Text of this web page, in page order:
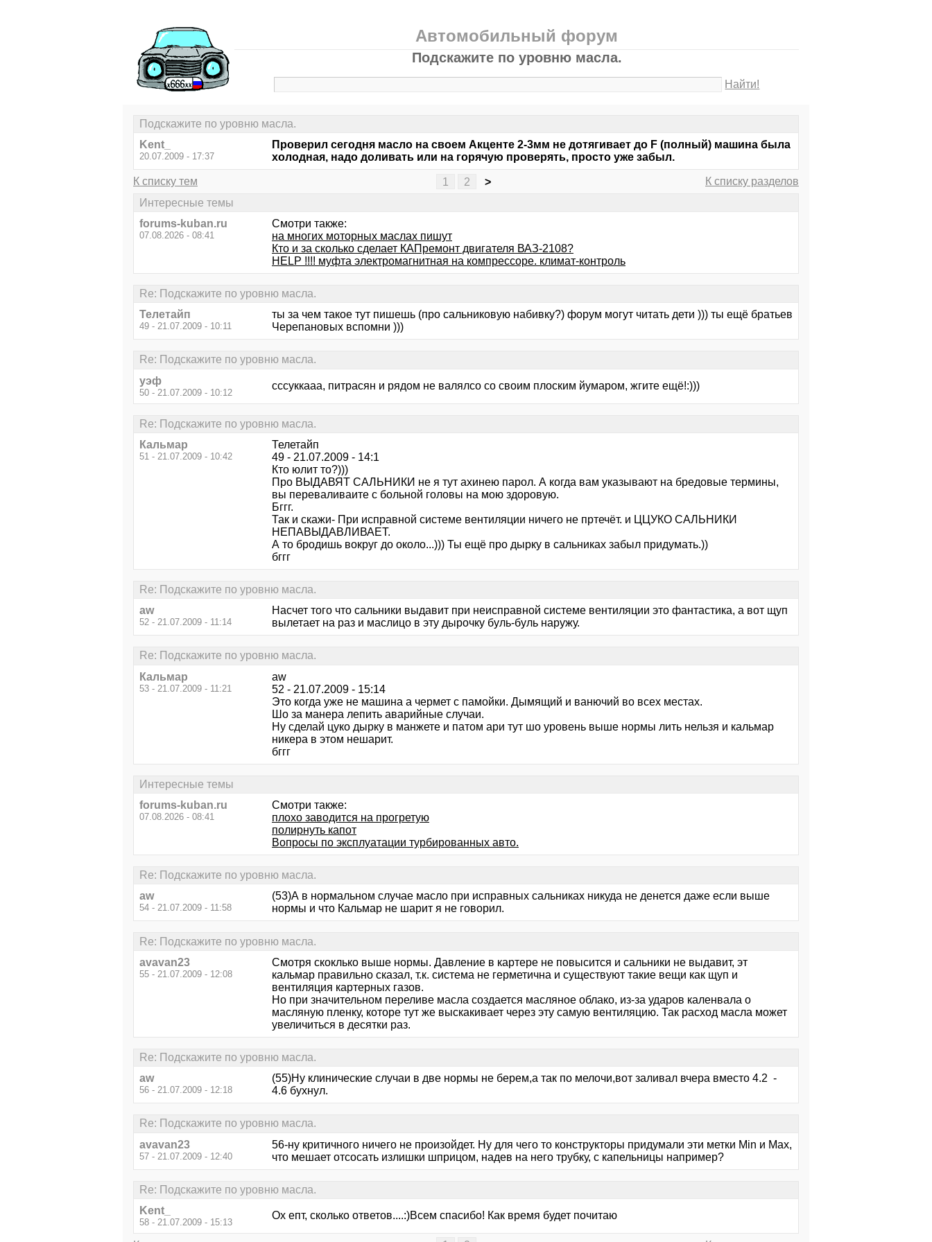
Автомобильный форум
Подскажите по уровню масла.
Найти!
Подскажите по уровню масла.
Kent_
20.07.2009 - 17:37
Проверил сегодня масло на своем Акценте 2-3мм не дотягивает до F (полный) машина была
холодная, надо доливать или на горячую проверять, просто уже забыл.
К списку тем 1 2 >
К списку разделов
Интересные темы
forums-kuban.ru
07.08.2026 - 08:41
Смотри также:
на многих моторных маслах пишут
Кто и за сколько сделает КАПремонт двигателя ВАЗ-2108?
HELP !!!! муфта электромагнитная на компрессоре. климат-контроль
Re: Подскажите по уровню масла.
Телетайп
49 - 21.07.2009 - 10:11
ты за чем такое тут пишешь (про сальниковую набивку?) форум могут читать дети ))) ты ещё братьев
Черепановых вспомни )))
Re: Подскажите по уровню масла.
уэф
50 - 21.07.2009 - 10:12
сссуккааа, питрасян и рядом не валялсо со своим плоским йумаром, жгите ещё!:)))
Re: Подскажите по уровню масла.
Кальмар
51 - 21.07.2009 - 10:42
Телетайп
49 - 21.07.2009 - 14:1
Кто юлит то?)))
Про ВЫДАВЯТ САЛЬНИКИ не я тут ахинею парол. А когда вам указывают на бредовые термины,
вы переваливаите с больной головы на мою здоровую.
Бггг.
Так и скажи- При исправной системе вентиляции ничего не пртечёт. и ЦЦУКО САЛЬНИКИ
НЕПАВЫДАВЛИВАЕТ.
А то бродишь вокруг до около...))) Ты ещё про дырку в сальниках забыл придумать.))
бггг
Re: Подскажите по уровню масла.
aw
52 - 21.07.2009 - 11:14
Насчет того что сальники выдавит при неисправной системе вентиляции это фантастика, а вот щуп
вылетает на раз и маслицо в эту дырочку буль-буль наружу.
Re: Подскажите по уровню масла.
Кальмар
53 - 21.07.2009 - 11:21
aw
52 - 21.07.2009 - 15:14
Это когда уже не машина а чермет с памойки. Дымящий и ванючий во всех местах.
Шо за манера лепить аварийные случаи.
Ну сделай цуко дырку в манжете и патом ари тут шо уровень выше нормы лить нельзя и кальмар
никера в этом нешарит.
бггг
Интересные темы
forums-kuban.ru
07.08.2026 - 08:41
Смотри также:
плохо заводится на прогретую
полирнуть капот
Вопросы по эксплуатации турбированных авто.
Re: Подскажите по уровню масла.
aw
54 - 21.07.2009 - 11:58
(53)А в нормальном случае масло при исправных сальниках никуда не денется даже если выше
нормы и что Кальмар не шарит я не говорил.
Re: Подскажите по уровню масла.
avavan23
55 - 21.07.2009 - 12:08
Смотря скоклько выше нормы. Давление в картере не повысится и сальники не выдавит, эт
кальмар правильно сказал, т.к. система не герметична и существуют такие вещи как щуп и
вентиляция картерных газов.
Но при значительном переливе масла создается масляное облако, из-за ударов каленвала о
масляную пленку, которе тут же выскакивает через эту самую вентиляцию. Так расход масла может
увеличиться в десятки раз.
Re: Подскажите по уровню масла.
aw
56 - 21.07.2009 - 12:18
(55)Ну клинические случаи в две нормы не берем,а так по мелочи,вот заливал вчера вместо 4.2 -
4.6 бухнул.
Re: Подскажите по уровню масла.
avavan23
57 - 21.07.2009 - 12:40
56-ну критичного ничего не произойдет. Ну для чего то конструкторы придумали эти метки Min и Max,
что мешает отсосать излишки шприцом, надев на него трубку, с капельницы например?
Re: Подскажите по уровню масла.
Kent_
58 - 21.07.2009 - 15:13
Ох епт, сколько ответов....:)Всем спасибо! Как время будет почитаю